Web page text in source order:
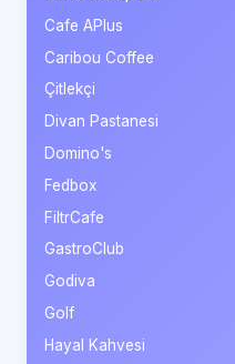
Cafe APlus
Caribou Coffee
Çitlekçi
Divan Pastanesi
Domino's
Fedbox
FiltrCafe
GastroClub
Godiva
Golf
Hayal Kahvesi